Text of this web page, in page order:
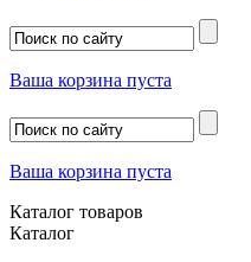
Ваша корзина пуста
Ваша корзина пуста
Каталог товаров
Каталог